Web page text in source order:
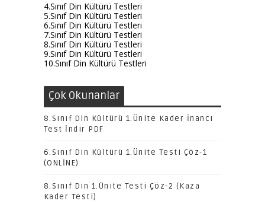
4.Sınıf Din Kültürü Testleri
5.Sınıf Din Kültürü Testleri
6.Sınıf Din Kültürü Testleri
7.Sınıf Din Kültürü Testleri
8.Sınıf Din Kültürü Testleri
9.Sınıf Din Kültürü Testleri
10.Sınıf Din Kültürü Testleri
Çok Okunanlar
8.Sınıf Din Kültürü 1.Ünite Kader İnancı
Test İndir PDF
6.Sınıf Din Kültürü 1.Ünite Testi Çöz-1
(ONLİNE)
8.Sınıf Din 1.Ünite Testi Çöz-2 (Kaza
Kader Testi)